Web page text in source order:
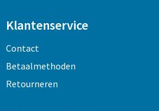
Klantenservice
Contact
Betaalmethoden
Retourneren